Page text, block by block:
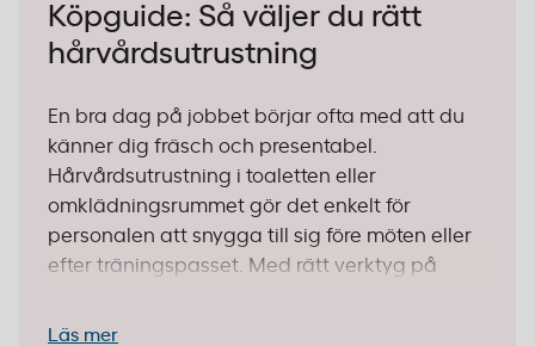
Köpguide: Så väljer du rätt
hårvårdsutrustning
En bra dag på jobbet börjar ofta med att du
känner dig fräsch och presentabel.
Hårvårdsutrustning i toaletten eller
omklädningsrummet gör det enkelt för
personalen att snygga till sig före möten eller
efter träningspasset. Med rätt verktyg på
trivsel – och det behöver inte vara krångligt.
Läs mer